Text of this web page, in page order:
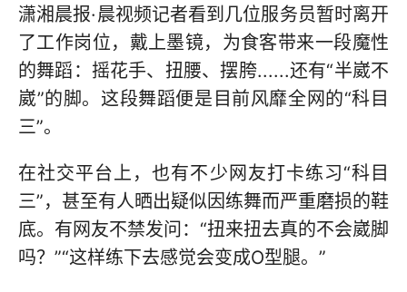
潇湘晨报·晨视频记者看到几位服务员暂时离开
了工作岗位，戴上墨镜，为食客带来一段魔性
的舞蹈：摇花手、扭腰、摆胯......还有“半崴不
崴”的脚。这段舞蹈便是目前风靡全网的“科目
三”。
在社交平台上，也有不少网友打卡练习“科目
三”，甚至有人晒出疑似因练舞而严重磨损的鞋
底。有网友不禁发问：“扭来扭去真的不会崴脚
吗？”“这样练下去感觉会变成O型腿。”